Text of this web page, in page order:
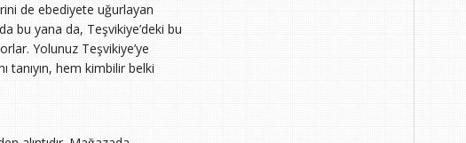
de ebediyete uğurlayan
bu yana da, Teşvikiye’deki bu
Yolunuz Teşvikiye’ye
tanıyın, hem kimbilir belki